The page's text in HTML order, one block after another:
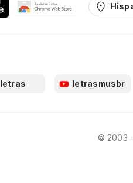
letras letrasmusbr
© 2003